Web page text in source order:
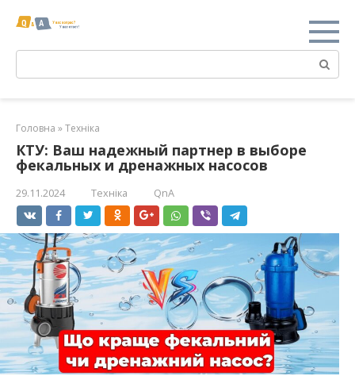
Поиск:
Головна »Техніка
КТУ: Ваш надежный партнер в выборе
фекальных и дренажных насосов
29.11.2024 Техніка QnA